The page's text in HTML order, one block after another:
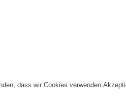
dass wir Cookies verwenden.